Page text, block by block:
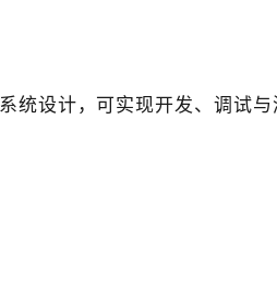
统设计，可实现开发、调试